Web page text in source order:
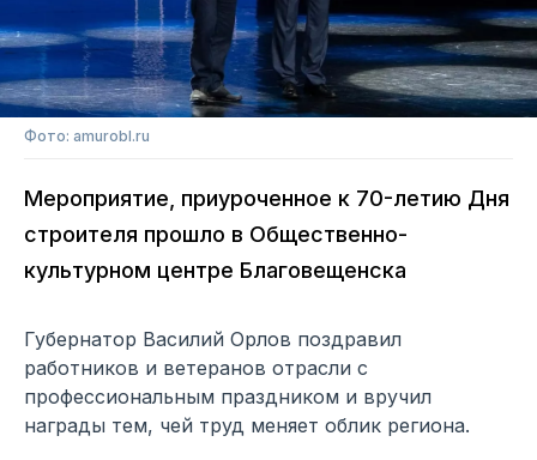
Фото: amurobl.ru
Мероприятие, приуроченное к 70-летию Дня
строителя прошло в Общественно-
культурном центре Благовещенска
Губернатор Василий Орлов поздравил
работников и ветеранов отрасли с
профессиональным праздником и вручил
награды тем, чей труд меняет облик региона.